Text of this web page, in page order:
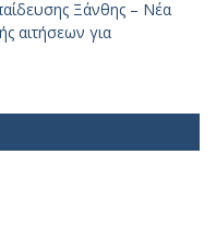
Ξάνθης – Νέα
αιτήσεων για